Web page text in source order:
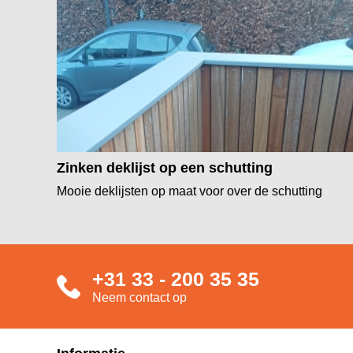
Zinken deklijst op een schutting
Mooie deklijsten op maat voor over de schutting
+31 33 - 200 35 35
Neem contact op